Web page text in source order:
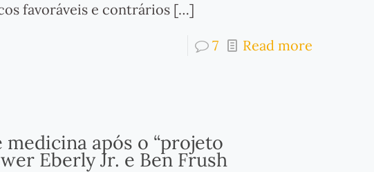
favoráveis e contrários[…]
7 Read more
após o “projeto
Eberly Jr. e Ben Frush